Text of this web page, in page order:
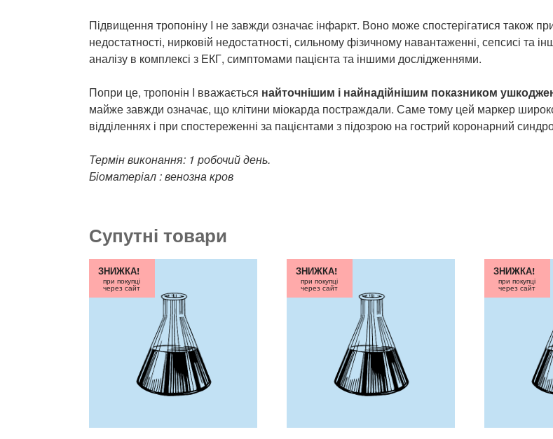
Підвищення тропоніну I не завжди означає інфаркт. Воно може спостерігатися також
недостатності, нирковій недостатності, сильному фізичному навантаженні, сепсисі та
аналізу в комплексі з ЕКГ, симптомами пацієнта та іншими дослідженнями.
Попри це, тропонін I вважається найточнішим і найнадійнішим показником
майже завжди означає, що клітини міокарда постраждали. Саме тому цей маркер
відділеннях і при спостереженні за пацієнтами з підозрою на гострий коронарний
Термін виконання: 1 робочий день.
Біоматеріал : венозна кров
Супутні товари
ЗНИЖКА!
при покупці
через сайт
ЗНИЖКА!
при покупці
через сайт
ЗНИЖКА!
при покупці
через сайт